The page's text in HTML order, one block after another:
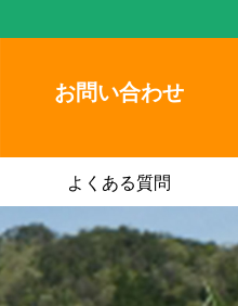
お問い合わせ
よくある質問